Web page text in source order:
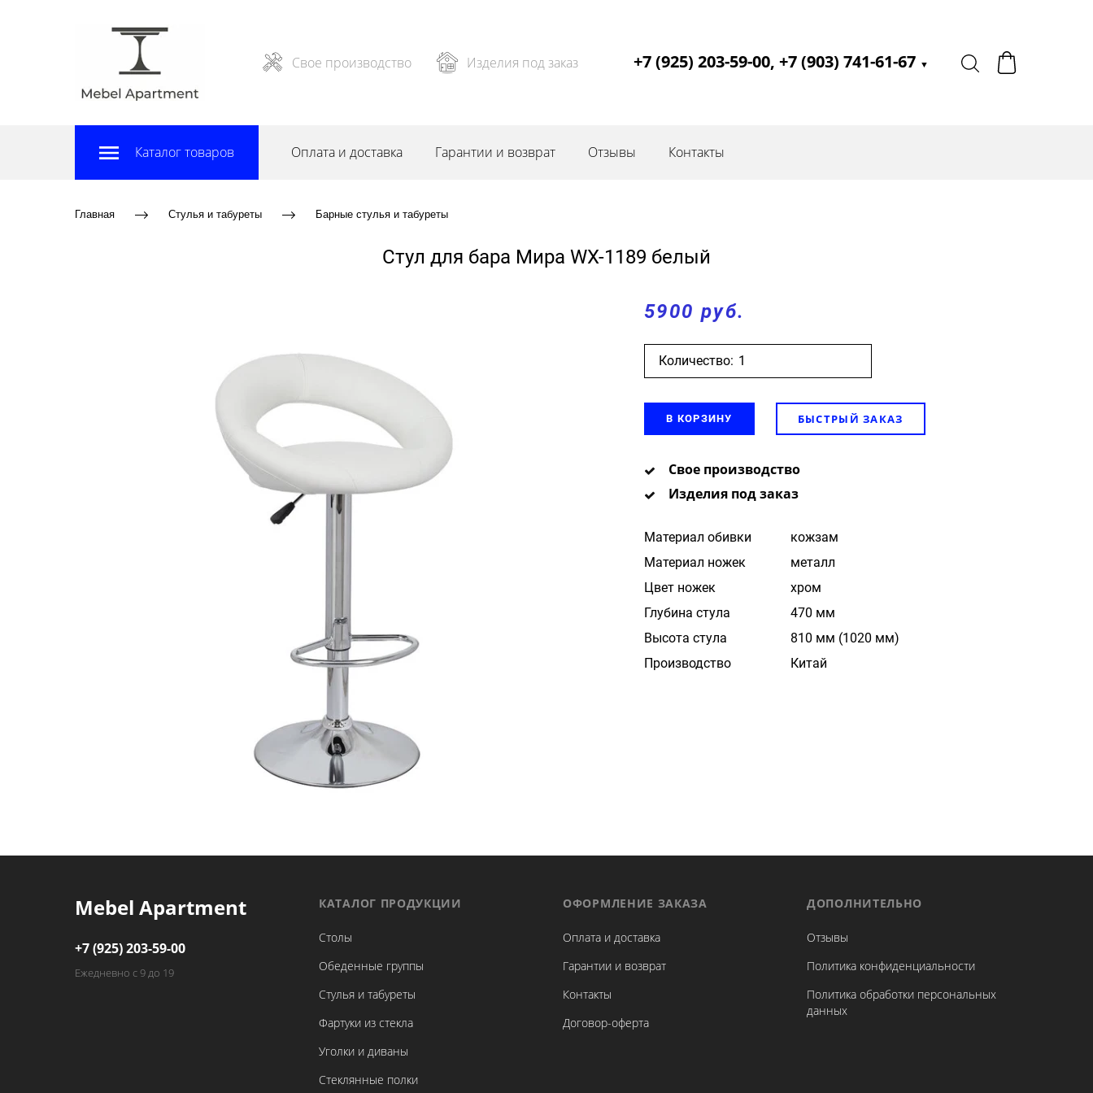
Свое производство Изделия под заказ +7 (925) 203-59-00, +7 (903) 741-61-67 ▼
Каталог товаров Оплата и доставка Гарантии и возврат Отзывы Контакты
Главная Стулья и табуреты Барные стулья и табуреты
Стул для бара Мира WX-1189 белый
5900 руб.
Количество:
В КОРЗИНУ БЫСТРЫЙ ЗАКАЗ
Свое производство
Изделия под заказ
Материал обивки
кожзам
Материал ножек
металл
Цвет ножек
хром
Глубина стула
470 мм
Высота стула
810 мм (1020 мм)
Производство
Китай
Mebel Apartment
+7 (925) 203-59-00
Ежедневно с 9 до 19
КАТАЛОГ ПРОДУКЦИИ
Столы
Обеденные группы
Стулья и табуреты
Фартуки из стекла
Уголки и диваны
Стеклянные полки
ОФОРМЛЕНИЕ ЗАКАЗА
Оплата и доставка
Гарантии и возврат
Контакты
Договор-оферта
ДОПОЛНИТЕЛЬНО
Отзывы
Политика конфиденциальности
Политика обработки персональных
данных